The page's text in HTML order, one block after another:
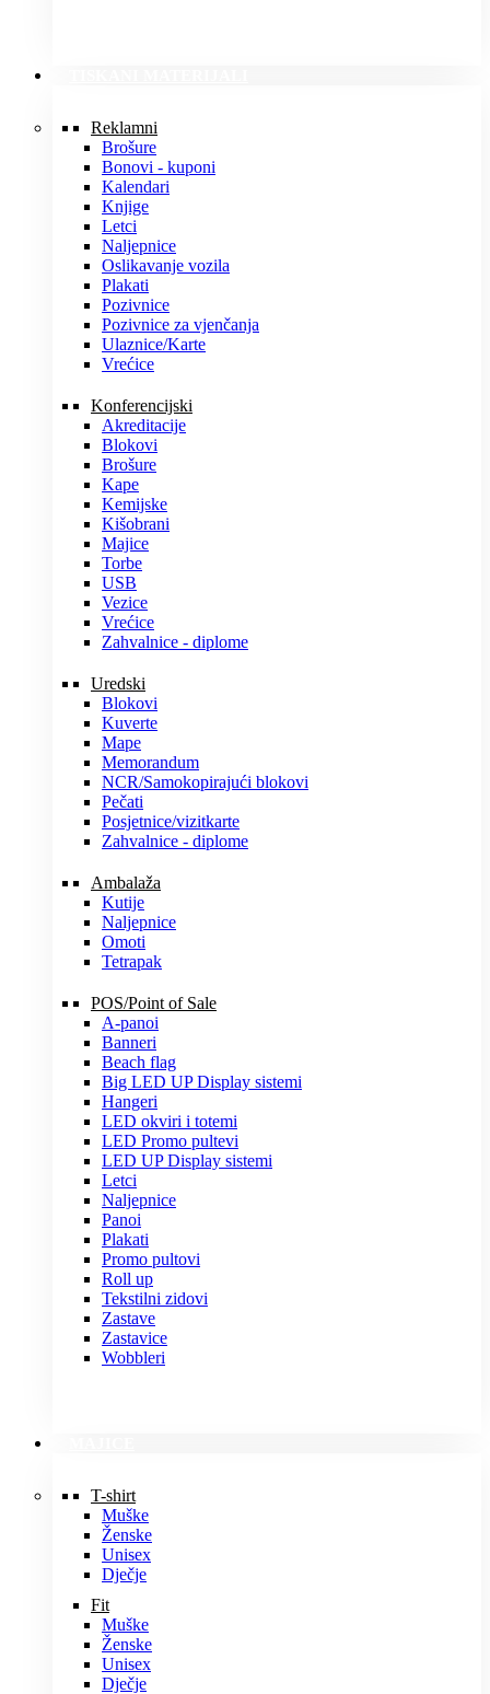
Reklamni
Brošure
Bonovi - kuponi
Kalendari
Knjige
Letci
Naljepnice
Oslikavanje vozila
Plakati
Pozivnice
Pozivnice za vjenčanja
Ulaznice/Karte
Vrećice
Konferencijski
Akreditacije
Blokovi
Brošure
Kape
Kemijske
Kišobrani
Majice
Torbe
USB
Vezice
Vrećice
Zahvalnice - diplome
Uredski
Blokovi
Kuverte
Mape
Memorandum
NCR/Samokopirajući blokovi
Pečati
Posjetnice/vizitkarte
Zahvalnice - diplome
Ambalaža
Kutije
Naljepnice
Omoti
Tetrapak
POS/Point of Sale
A-panoi
Banneri
Beach flag
Big LED UP Display sistemi
Hangeri
LED okviri i totemi
LED Promo pultevi
LED UP Display sistemi
Letci
Naljepnice
Panoi
Plakati
Promo pultovi
Roll up
Tekstilni zidovi
Zastave
Zastavice
Wobbleri
T-shirt
Muške
Ženske
Unisex
Dječje
Fit
Muške
Ženske
Unisex
Dječje